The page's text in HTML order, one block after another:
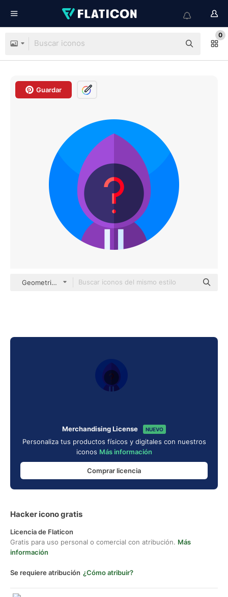
0
Guardar
Geometric Flat Circular Flat
Merchandising License NUEVO
Personaliza tus productos físicos y digitales con nuestros
iconos Más información
Comprar licencia
Hacker icono gratis
Licencia de Flaticon
Gratis para uso personal o comercial con atribución. Más
información
Se requiere atribución ¿Cómo atribuir?